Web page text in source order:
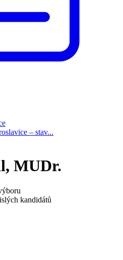
– stav...
MUDr.
kandidátů